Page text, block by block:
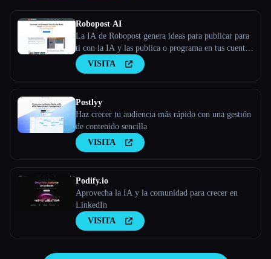
Robopost AI
La IA de Robopost genera ideas para publicar para
ti con la IA y las publica o programa en tus cuentas
de redes sociales.
VISITA
Postlyy
Haz crecer tu audiencia más rápido con una gestión
de contenido sencilla
VISITA
Podify.io
Aprovecha la IA y la comunidad para crecer en
LinkedIn
VISITA